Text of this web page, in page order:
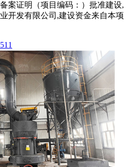
案证明（项目编码：）批准建设,
开发有限公司,建设资金来自本项